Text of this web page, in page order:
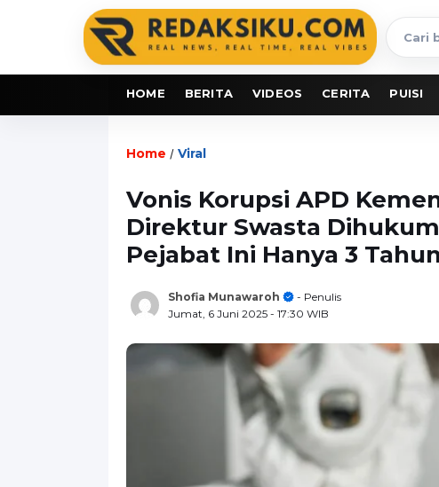
Cari
berita
HOME BERITA VIDEOS CERITA PUISI
Home / Viral
Vonis Korupsi APD
Direktur Swasta
Pejabat Ini Hanya 3
Shofia Munawaroh
- Penulis
Jumat, 6 Juni 2025 - 17:30 WIB